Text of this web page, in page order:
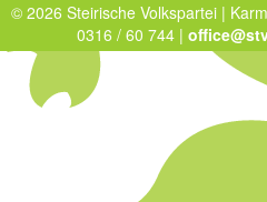
© 2026 Steirische Volkspartei |
0316 / 60 744 |